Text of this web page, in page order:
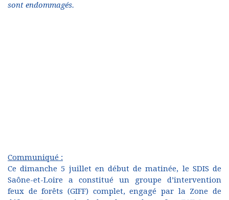
sont endommagés.
Communiqué :
Ce dimanche 5 juillet en début de matinée, le SDIS de
Saône-et-Loire a constitué un groupe d’intervention
feux de forêts (GIFF) complet, engagé par la Zone de